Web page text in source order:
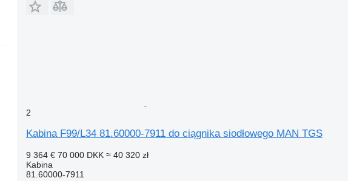
2
Kabina F99/L34 81.60000-7911 do ciągnika siodłowego MAN TGS
9 364 € 70 000 DKK ≈ 40 320 zł
Kabina
81.60000-7911